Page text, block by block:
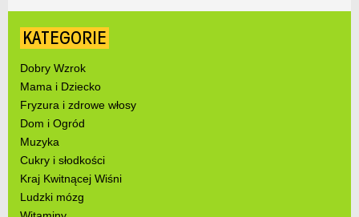
KATEGORIE
Dobry Wzrok
Mama i Dziecko
Fryzura i zdrowe włosy
Dom i Ogród
Muzyka
Cukry i słodkości
Kraj Kwitnącej Wiśni
Ludzki mózg